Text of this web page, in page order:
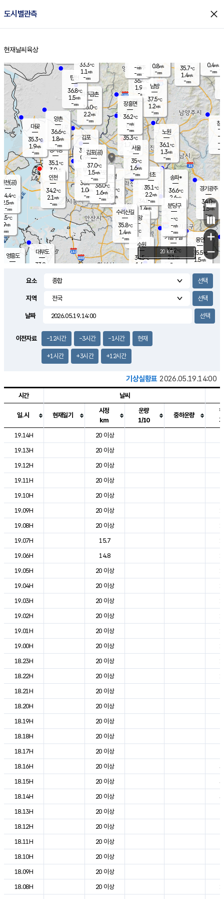
도시별관측 close
홈
현재날씨 육상
의도
℃
m/s
mm
영흥도
양주
36.4℃
1.9
-mm
과천
34.8℃
1.4m/s
- mm
용인
35.5℃
1.5m/s
경기광주
34.0℃
1.5m/s
-mm
1.7m/s
대부도
33.9
경서동
35.1℃
3.0m/s
-mm
파주금촌
36.0℃
2.2m/s
-mm
35.7℃
1.4m/s
-mm
대곶
35.3℃
1.9m/s
-mm
창
-
-m/
-
탄현
36.8℃
1.5m/s
-mm
0.4m/s
-mm
의왕
- ℃
m/s
mm
김포
35.7℃
0.9 m/s
mm
광명
35.3 ℃
1.9 m/s
-mm
부천
36.0℃
1.0m/s
-mm
양촌
36.6℃
1.8m/s
-mm
구로
36.0℃
1.6m/s
-mm
은평
35.3℃
1.7 m/s
- mm
노원
36.1℃
1.3m/s
-mm
송파*
36.6℃
2.6m/s
-mm
서초
35.1℃
2.2m/s
-mm
남방
37.5℃
1.2m/s
-mm
기흥구갈
36.2℃
2.1m/s
-
수리산길
35.8℃
1.4m/s
-mm
분당구
-℃
-m/s
-mm
장흥면
36.2℃
-m/s
-mm
-m/s
-mm
인천(공)
34.4℃
2.5m/s
-mm
김포(공)
37.0℃
1.5m/s
-mm
수원
34.5℃
1.6 m/s
인천
34.2℃
2.1 m/s
-mm
서울
35℃
1.6m/s
-mm
33.3℃
1.1 m/s
-mm
0.8m/s
-mm
+
−
20 km
요소
지역
날짜
이전자료 -12시간 -3시간 -1시간 현재
+1시간 +3시간 +12시간
기상실황표 2026.05.19.14:00
도시별 기상실황표로 지점, 날씨, 기온, 강수, 바람, 기압등을 안내한 표입
시간 날씨
일.시 현재일기
시정
km
운량
1/10
중하운량
19.14H
20 이상
19.13H
20 이상
19.12H
20 이상
19.11H
20 이상
19.10H
20 이상
19.09H
20 이상
19.08H
20 이상
19.07H
15.7
19.06H
14.8
19.05H
20 이상
19.04H
20 이상
19.03H
20 이상
19.02H
20 이상
19.01H
20 이상
19.00H
20 이상
18.23H
20 이상
18.22H
20 이상
18.21H
20 이상
18.20H
20 이상
18.19H
20 이상
18.18H
20 이상
18.17H
20 이상
18.16H
20 이상
18.15H
20 이상
18.14H
20 이상
18.13H
20 이상
18.12H
20 이상
18.11H
20 이상
18.10H
20 이상
18.09H
20 이상
18.08H
20 이상